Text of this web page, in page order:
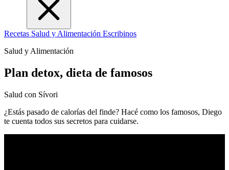
Recetas Salud y Alimentación Escribinos
Salud y Alimentación
Plan detox, dieta de famosos
Salud con Sívori
¿Estás pasado de calorías del finde? Hacé como los famosos, Diego
te cuenta todos sus secretos para cuidarse.